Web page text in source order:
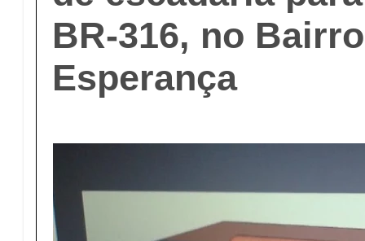
BR-316, no
Esperança